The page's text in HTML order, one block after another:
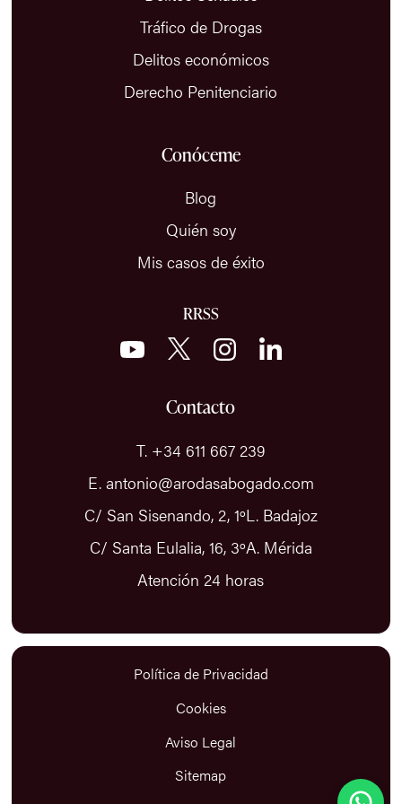
Tráfico de Drogas
Delitos económicos
Derecho Penitenciario
Conóceme
Blog
Quién soy
Mis casos de éxito
RRSS
Contacto
T. +34 611 667 239
E. antonio@arodasabogado.com
C/ San Sisenando, 2, 1ºL. Badajoz
C/ Santa Eulalia, 16, 3ºA. Mérida
Atención 24 horas
Política de Privacidad
Cookies
Aviso Legal
Sitemap
Antonio Rodas Abogado